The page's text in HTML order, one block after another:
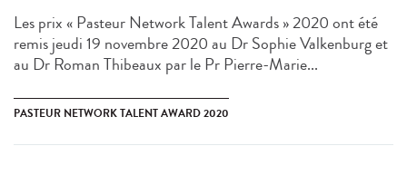
Les prix « Pasteur Network Talent Awards » 2020 ont été
remis jeudi 19 novembre 2020 au Dr Sophie Valkenburg et
au Dr Roman Thibeaux par le Pr Pierre-Marie...
PASTEUR NETWORK TALENT AWARD 2020